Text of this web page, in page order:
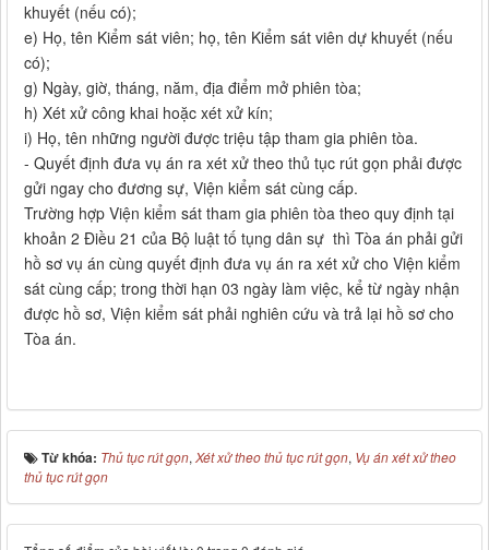
khuyết (nếu có);
e) Họ, tên Kiểm sát viên; họ, tên Kiểm sát viên dự khuyết (nếu
có);
g) Ngày, giờ, tháng, năm, địa điểm mở phiên tòa;
h) Xét xử công khai hoặc xét xử kín;
i) Họ, tên những người được triệu tập tham gia phiên tòa.
- Quyết định đưa vụ án ra xét xử theo thủ tục rút gọn phải được
gửi ngay cho đương sự, Viện kiểm sát cùng cấp.
Trường hợp Viện kiểm sát tham gia phiên tòa theo quy định tại
khoản 2 Điều 21 của Bộ luật tố tụng dân sự thì Tòa án phải gửi
hồ sơ vụ án cùng quyết định đưa vụ án ra xét xử cho Viện kiểm
sát cùng cấp; trong thời hạn 03 ngày làm việc, kể từ ngày nhận
được hồ sơ, Viện kiểm sát phải nghiên cứu và trả lại hồ sơ cho
Tòa án.
Từ khóa: Thủ tục rút gọn, Xét xử theo thủ tục rút gọn, Vụ án xét xử theo
thủ tục rút gọn